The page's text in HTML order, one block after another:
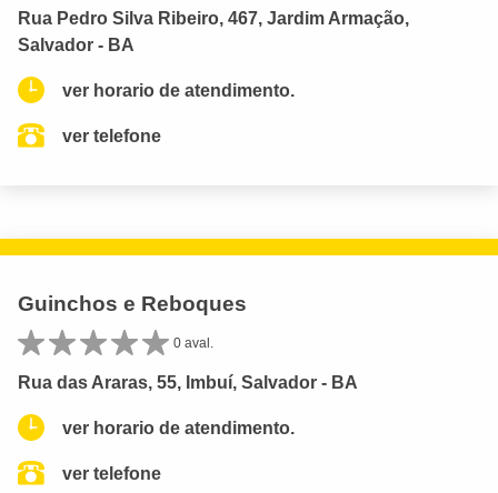
Rua Pedro Silva Ribeiro, 467, Jardim Armação,
Salvador - BA
ver horario de atendimento.
ver telefone
Guinchos e Reboques
0 aval.
Rua das Araras, 55, Imbuí, Salvador - BA
ver horario de atendimento.
ver telefone